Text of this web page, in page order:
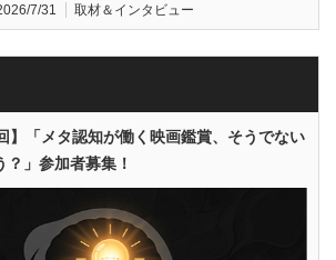
7/31 取材＆インタビュー
】「メタ認知が働く映画鑑賞、そうでない
」参加者募集！